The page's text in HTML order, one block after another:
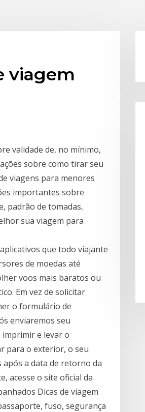
viagem
validade de, no mínimo,
sobre como tirar seu
viagens para menores
importantes sobre
padrão de tomadas,
sua viagem para
que todo viajante
de moedas até
voos mais baratos ou
Em vez de solicitar
o formulário de
enviaremos seu
imprimir e levar o
para o exterior, o seu
após a data de retorno da
acesse o site oficial da
Dicas de viagem
fuso, segurança